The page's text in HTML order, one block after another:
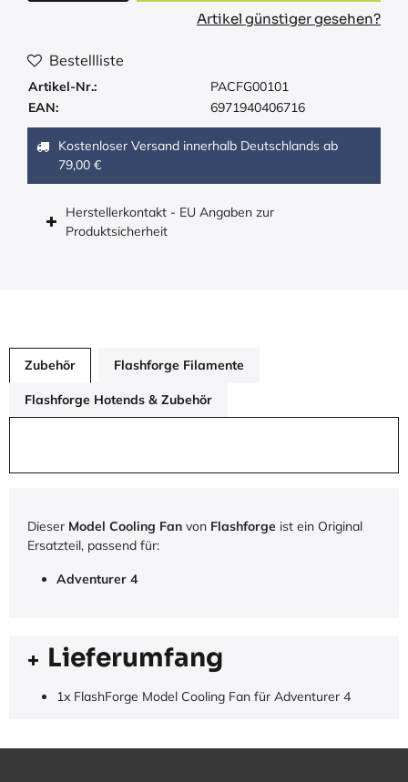
Artikel günstiger gesehen?
Bestellliste
Artikel-Nr.:
PACFG00101
EAN:
6971940406716
Kostenloser Versand innerhalb Deutschlands ab
79,00 €
Herstellerkontakt - EU Angaben zur
Produktsicherheit
Zubehör Flashforge Filamente
Flashforge Hotends & Zubehör
Dieser Model Cooling Fan von Flashforge ist ein Original
Ersatzteil, passend für:
Adventurer 4
Lieferumfang
1x FlashForge Model Cooling Fan für Adventurer 4